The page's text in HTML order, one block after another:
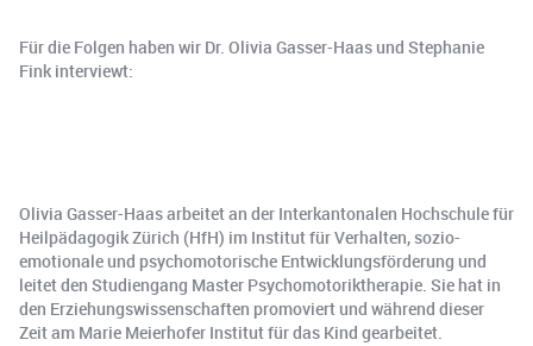
Für die Folgen haben wir Dr. Olivia Gasser-Haas und Stephanie
Fink interviewt:
Olivia Gasser-Haas arbeitet an der Interkantonalen Hochschule für
Heilpädagogik Zürich (HfH) im Institut für Verhalten, sozio-
emotionale und psychomotorische Entwicklungsförderung und
leitet den Studiengang Master Psychomotoriktherapie. Sie hat in
den Erziehungswissenschaften promoviert und während dieser
Zeit am Marie Meierhofer Institut für das Kind gearbeitet.